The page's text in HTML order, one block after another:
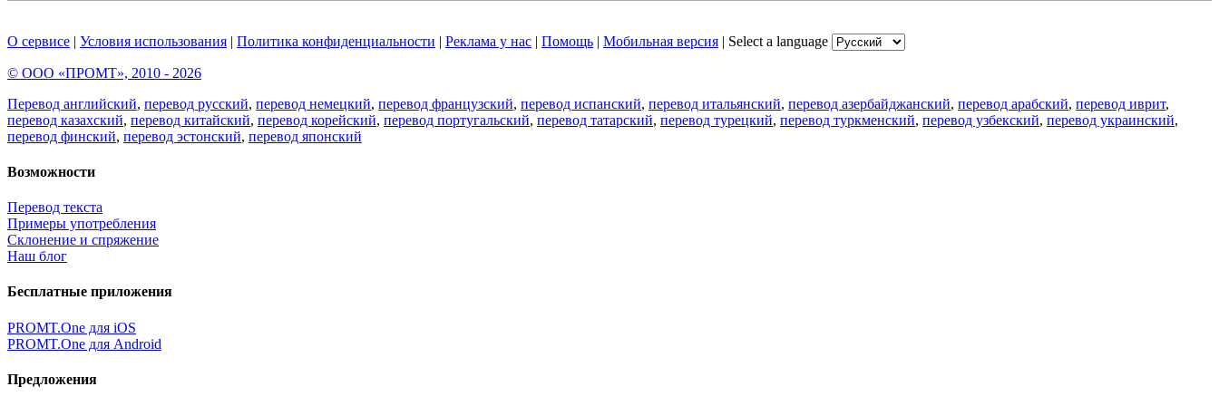
О сервисе | Условия использования | Политика конфиденциальности | Реклама у нас | Помощь | Мобильная версия | Select a language
© ООО «ПРОМТ», 2010 - 2026
Перевод английский, перевод русский, перевод немецкий, перевод французский, перевод испанский, перевод итальянский, перевод азербайджанский, перевод арабский, перевод иврит,
перевод казахский, перевод китайский, перевод корейский, перевод португальский, перевод татарский, перевод турецкий, перевод туркменский, перевод узбекский, перевод украинский,
перевод финский, перевод эстонский, перевод японский
Возможности
Перевод текста
Примеры употребления
Склонение и спряжение
Наш блог
Бесплатные приложения
PROMT.One для iOS
PROMT.One для Android
Предложения